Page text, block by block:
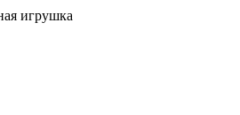
игрушка